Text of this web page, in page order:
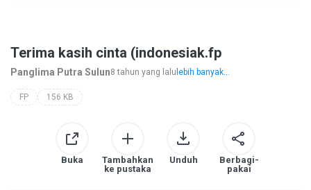
Terima kasih cinta (indonesiak.fp
Panglima Putra Sulun8 tahun yang lalu lebih banyak...
FP 156 KB
Buka
Tambahkan
ke pustaka
Unduh
Berbagi-
pakai